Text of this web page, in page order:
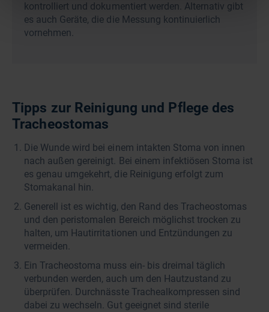
kontrolliert und dokumentiert werden. Alternativ gibt
es auch Geräte, die die Messung kontinuierlich
vornehmen.
Tipps zur Reinigung und Pflege des
Tracheostomas
Die Wunde wird bei einem intakten Stoma von innen
nach außen gereinigt. Bei einem infektiösen Stoma ist
es genau umgekehrt, die Reinigung erfolgt zum
Stomakanal hin.
Generell ist es wichtig, den Rand des Tracheostomas
und den peristomalen Bereich möglichst trocken zu
halten, um Hautirritationen und Entzündungen zu
vermeiden.
Ein Tracheostoma muss ein- bis dreimal täglich
verbunden werden, auch um den Hautzustand zu
überprüfen. Durchnässte Trachealkompressen sind
dabei zu wechseln. Gut geeignet sind sterile